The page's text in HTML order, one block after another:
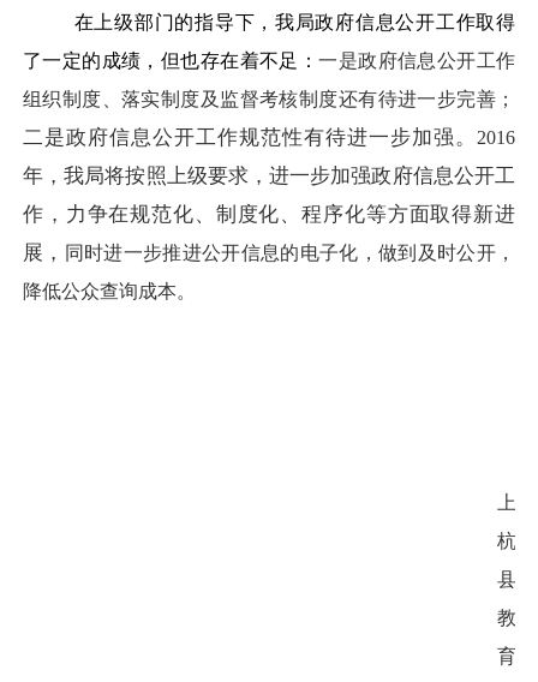
在上级部门的指导下，我局政府信息公开工作取得
了一定的成绩，但也存在着不足：一是政府信息公开工作
组织制度、落实制度及监督考核制度还有待进一步完善；
二是政府信息公开工作规范性有待进一步加强。 2016
年，我局将按照上级要求，进一步加强政府信息公开工
作，力争在规范化、制度化、程序化等方面取得新进
展， 同时进一步推进公开信息的电子化，做到及时公开，
降低公众查询成本。
上
杭
县
教
育